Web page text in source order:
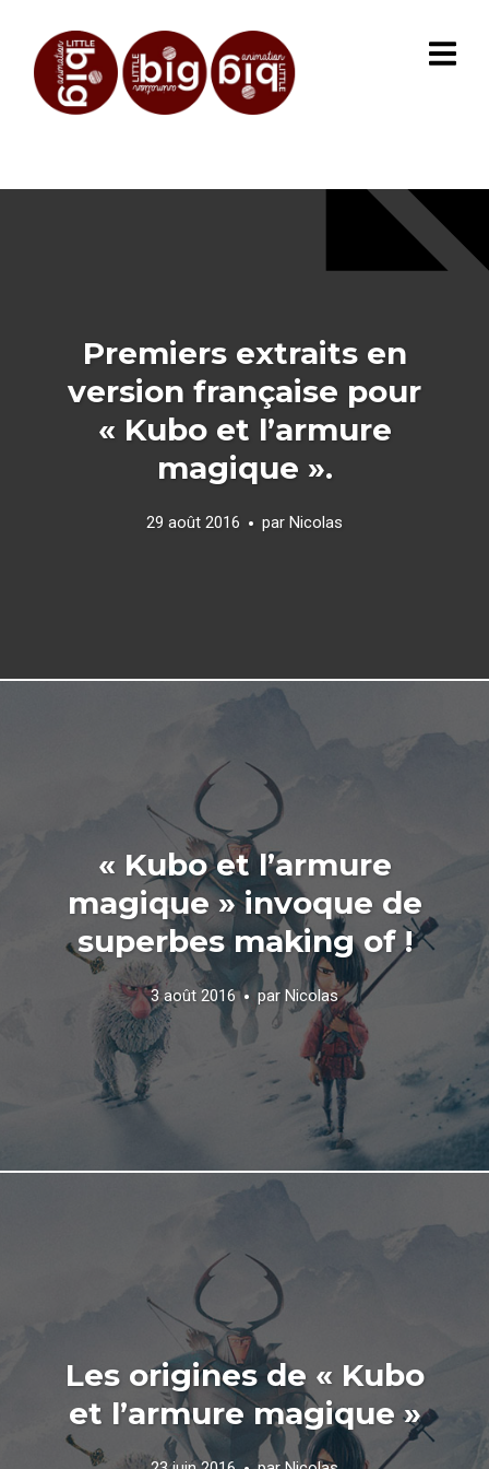
Premiers extraits en
version française pour
« Kubo et l’armure
magique ».
29 août 2016 par Nicolas
« Kubo et l’armure
magique » invoque de
superbes making of !
3 août 2016 par Nicolas
Les origines de « Kubo
et l’armure magique »